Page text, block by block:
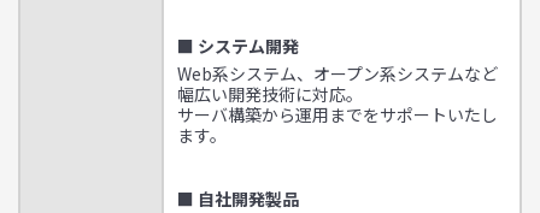
■ システム開発
Web系システム、オープン系システムなど
幅広い開発技術に対応。
サーバ構築から運用までをサポートいたし
ます。
■ 自社開発製品